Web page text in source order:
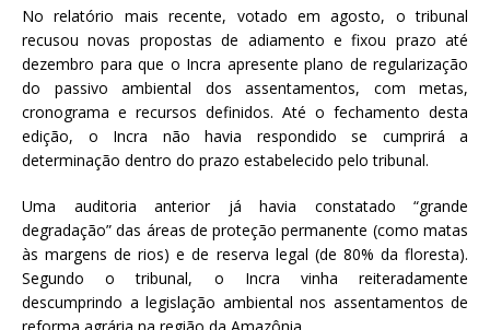
No relatório mais recente, votado em agosto, o tribunal
recusou novas propostas de adiamento e fixou prazo até
dezembro para que o Incra apresente plano de regularização
do passivo ambiental dos assentamentos, com metas,
cronograma e recursos definidos. Até o fechamento desta
edição, o Incra não havia respondido se cumprirá a
determinação dentro do prazo estabelecido pelo tribunal.
Uma auditoria anterior já havia constatado “grande
degradação” das áreas de proteção permanente (como matas
às margens de rios) e de reserva legal (de 80% da floresta).
Segundo o tribunal, o Incra vinha reiteradamente
descumprindo a legislação ambiental nos assentamentos de